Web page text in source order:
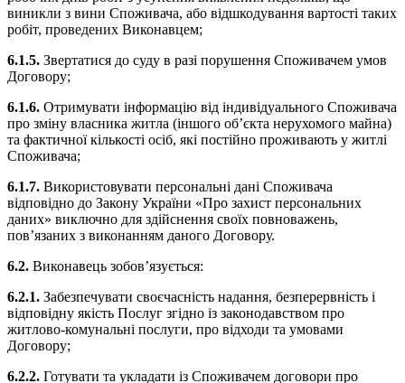
виникли з вини Споживача, або відшкодування вартості таких
робіт, проведених Виконавцем;
6.1.5. Звертатися до суду в разі порушення Споживачем умов
Договору;
6.1.6. Отримувати інформацію від індивідуального Споживача
про зміну власника житла (іншого об’єкта нерухомого майна)
та фактичної кількості осіб, які постійно проживають у житлі
Споживача;
6.1.7. Використовувати персональні дані Споживача
відповідно до Закону України «Про захист персональних
даних» виключно для здійснення своїх повноважень,
пов’язаних з виконанням даного Договору.
6.2. Виконавець зобов’язується:
6.2.1. Забезпечувати своєчасність надання, безперервність і
відповідну якість Послуг згідно із законодавством про
житлово-комунальні послуги, про відходи та умовами
Договору;
6.2.2. Готувати та укладати із Споживачем договори про